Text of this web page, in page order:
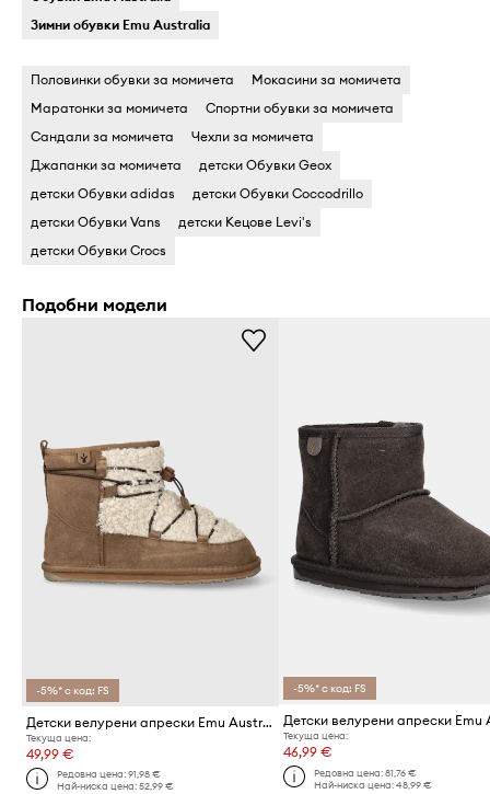
Зимни обувки Emu Australia
Половинки обувки за момичета
Мокасини за момичета
Маратонки за момичета
Спортни обувки за момичета
Сандали за момичета
Чехли за момичета
Джапанки за момичета
детски Обувки Geox
детски Обувки adidas
детски Обувки Coccodrillo
детски Обувки Vans
детски Кецове Levi's
детски Обувки Crocs
Подобни модели
-5%* с код: FS
Детски велурени апрески Emu Australia Mauboy
Текуща цена:
49,99 €
Редовна цена:91,98 €
Най-ниска цена:52,99 €
-5%* с код: FS
Текуща цена:
46,99 €
Редовна цена: 81,76 €
Най-ниска цена: 48,99 €